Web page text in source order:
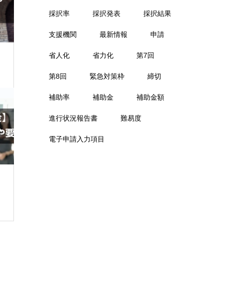
採択率 採択発表 採択結果
支援機関 最新情報 申請
省人化 省力化 第7回
第8回 緊急対策枠 締切
補助率 補助金 補助金額
進行状況報告書 難易度
電子申請入力項目